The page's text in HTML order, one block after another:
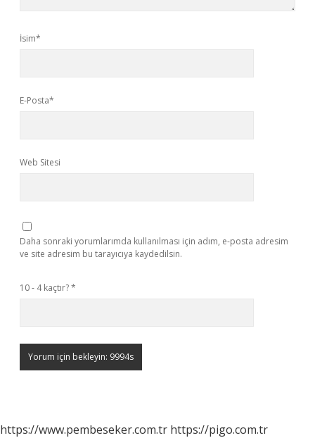
İsim*
E-Posta*
Web Sitesi
Daha sonraki yorumlarımda kullanılması için adım, e-posta adresim
ve site adresim bu tarayıcıya kaydedilsin.
10 - 4 kaçtır?*
https://www.pembeseker.com.tr https://pigo.com.tr